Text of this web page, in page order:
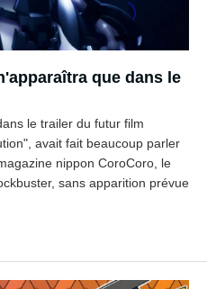
que dans le
le trailer du futur film
avait fait beaucoup parler
nippon CoroCoro, le
sans apparition prévue